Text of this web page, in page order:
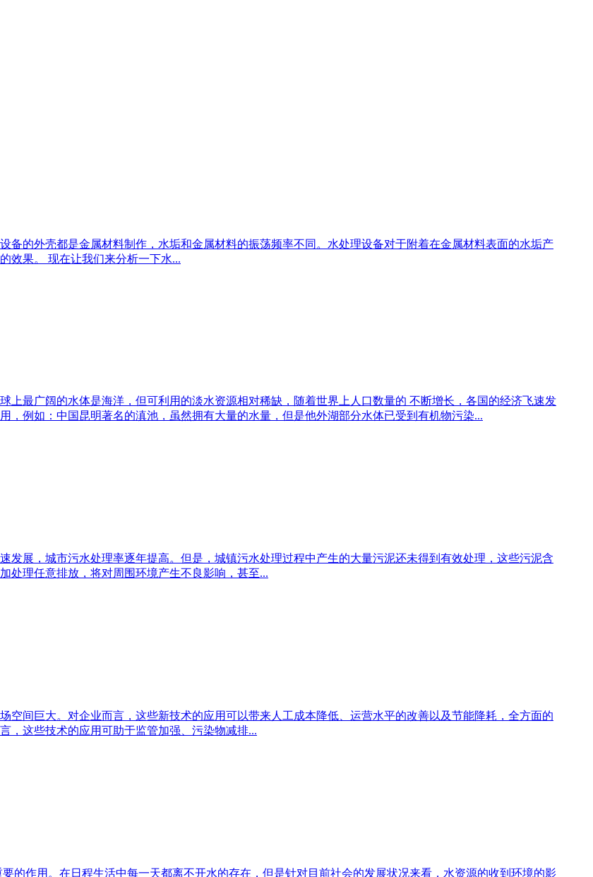
备的外壳都是金属材料制作，水垢和金属材料的振荡频率不同。水处理设备对于附着在金属材料表面的水垢产
效果。 现在让我们来分析一下水...
上最广阔的水体是海洋，但可利用的淡水资源相对稀缺，随着世界上人口数量的 不断增长，各国的经济飞速发
，例如：中国昆明著名的滇池，虽然拥有大量的水量，但是他外湖部分水体已受到有机物污染...
发展，城市污水处理率逐年提高。但是，城镇污水处理过程中产生的大量污泥还未得到有效处理，这些污泥含
处理任意排放，将对周围环境产生不良影响，甚至...
空间巨大。对企业而言，这些新技术的应用可以带来人工成本降低、运营水平的改善以及节能降耗，全方面的
，这些技术的应用可助于监管加强、污染物减排...
的作用。在日程生活中每一天都离不开水的存在，但是针对目前社会的发展状况来看，水资源的收到环境的影